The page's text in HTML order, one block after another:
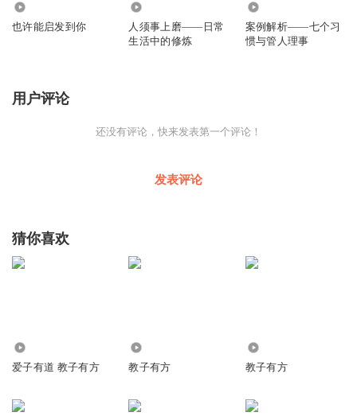
也许能启发到你
人须事上磨——日常
生活中的修炼
案例解析——七个习
惯与管人理事
用户评论
还没有评论，快来发表第一个评论！
发表评论
猜你喜欢
爱子有道 教子有方 教子有方 教子有方